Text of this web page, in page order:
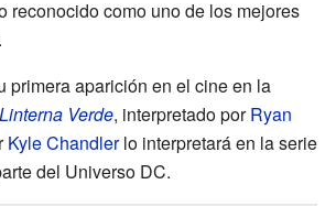
reconocido como uno de los mejores
primera aparición en el cine en la
Linterna Verde, interpretado porRyan
Kyle Chandlerlo interpretará en la serie
del Universo DC.